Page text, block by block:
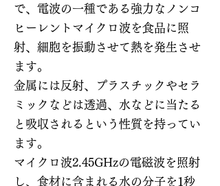
で、電波の一種である強力なノンコ
ヒーレントマイクロ波を食品に照
射、細胞を振動させて熱を発生させ
ます。
金属には反射、プラスチックやセラ
ミックなどは透過、水などに当たる
と吸収されるという性質を持ってい
ます。
マイクロ波2.45GHzの電磁波を照射
し、食材に含まれる水の分子を1秒